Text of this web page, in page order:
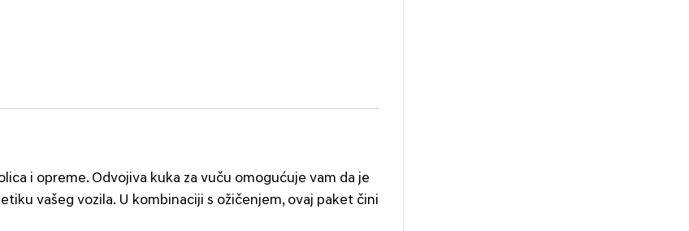
i opreme. Odvojiva kuka za vuču omogućuje vam da je
vašeg vozila. U kombinaciji s ožičenjem, ovaj paket čini